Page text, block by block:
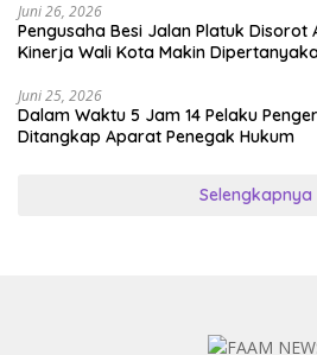
Juni 26, 2026
Pengusaha Besi Jalan Platuk Disorot
Kinerja Wali Kota Makin
Juni 25, 2026
Dalam Waktu 5 Jam 14 Pelaku
Ditangkap Aparat Penegak Hukum
Selengkapnya